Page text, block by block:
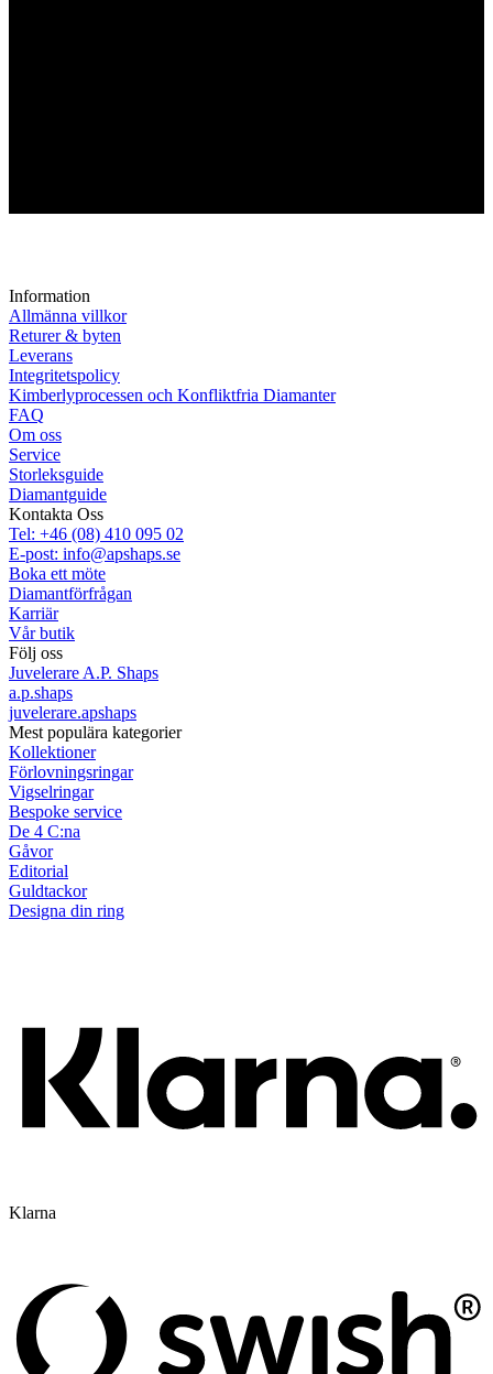
Information
Allmänna villkor
Returer & byten
Leverans
Integritetspolicy
Kimberlyprocessen och Konfliktfria Diamanter
FAQ
Om oss
Service
Storleksguide
Diamantguide
Kontakta Oss
Tel: +46 (08) 410 095 02
E-post: info@apshaps.se
Boka ett möte
Diamantförfrågan
Karriär
Vår butik
Följ oss
Juvelerare A.P. Shaps
a.p.shaps
juvelerare.apshaps
Mest populära kategorier
Kollektioner
Förlovningsringar
Vigselringar
Bespoke service
De 4 C:na
Gåvor
Editorial
Guldtackor
Designa din ring
Klarna